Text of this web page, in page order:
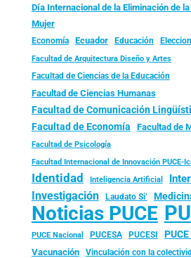
Día Internacional de la Eliminación de
Mujer
Economía Ecuador Educación
Facultad de Arquitectura Diseño y Artes
Facultad de Ciencias de la Educación
Facultad de Ciencias Humanas
Facultad de Comunicación
Facultad de Economía Facultad de
Facultad de Psicología
Facultad Internacional de Innovación PUCE-
Identidad Inteligencia Artificial
Investigación Laudato Si’
Noticias PUCE
PUCE Nacional PUCESA PUCESI PUCE
Vacunación
Vinculación con la